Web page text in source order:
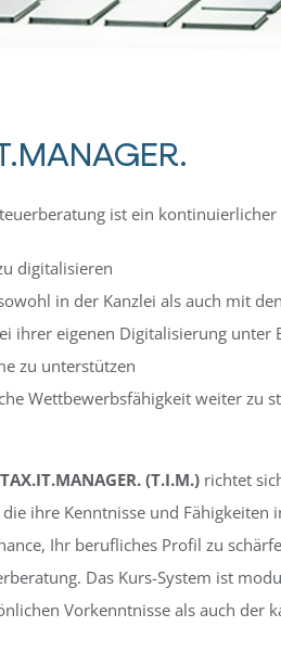
ist ein
digitalisieren
in der Kanzlei als auch mit
ihrer eigenen Digitalisierung
zu unterstützen
Wettbewerbsfähigkeit weiter zu
(T.I.M.)richtet
ihre Kenntnisse und
Ihr berufliches Profil zu
Das Kurs-System ist
Vorkenntnisse als auch der